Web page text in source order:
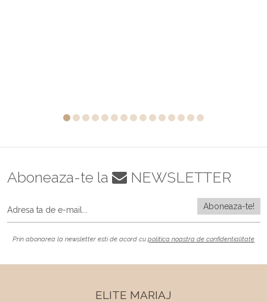
Aboneaza-te la NEWSLETTER
Prin abonarea la newsletter esti de acord cu politica noastra de confidentialitate
ELITE MARIAJ